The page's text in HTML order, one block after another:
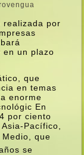
realizada por
en un plazo
que
en temas
enorme
En
por ciento
Pací­fico,
Medio, que
se